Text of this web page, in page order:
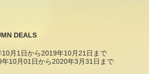
DEALS
月1日から2019年10月21日まで
10月01日から2020年3月31日まで